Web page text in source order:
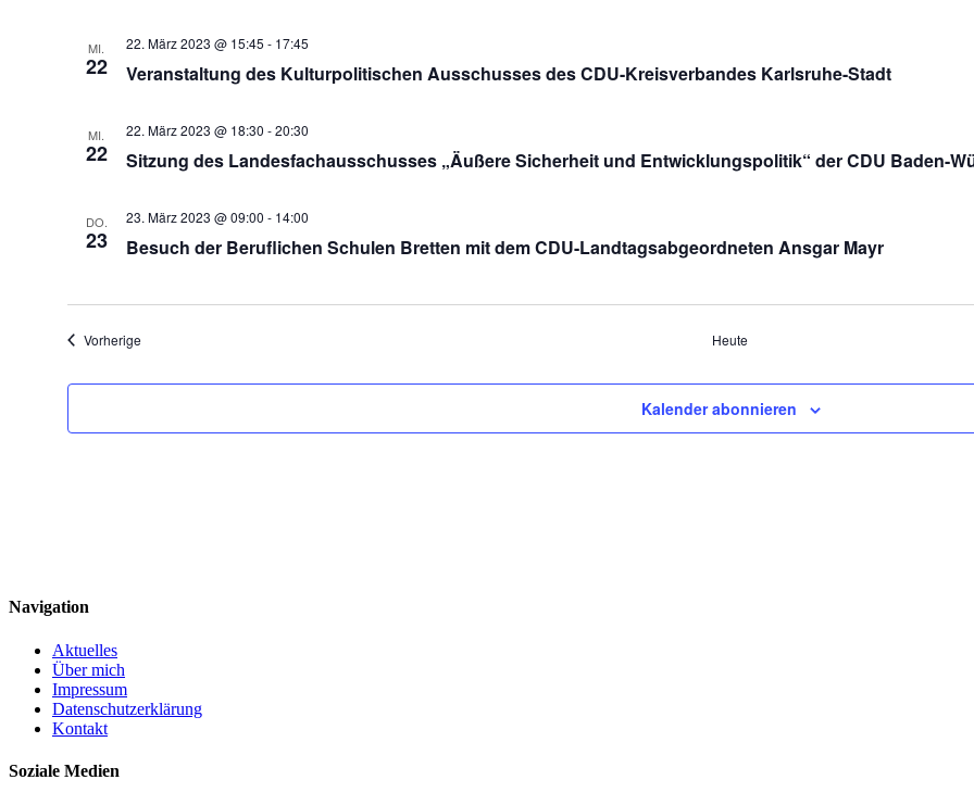
MI.
22
22. März 2023 @ 15:45 - 17:45
Veranstaltung des Kulturpolitischen Ausschusses des CDU-Kreisverbandes Karlsruhe-Stadt
MI.
22
22. März 2023 @ 18:30 -20:30
Sitzung des Landesfachausschusses „Äußere Sicherheit und Entwicklungspolitik“ der CDU Baden-
DO.
23
23. März 2023 @ 09:00 - 14:00
Besuch der Beruflichen Schulen Bretten mit dem CDU-Landtagsabgeordneten Ansgar Mayr
VorherigeVeranstaltungen Heute
Kalender abonnieren
Navigation
Aktuelles
Über mich
Impressum
Datenschutzerklärung
Kontakt
Soziale Medien